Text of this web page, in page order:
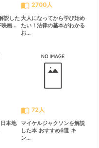
説した
画...
import_contacts 2700人
大人になってから学び始め
たい！法律の基本がわかる
お...
本地
import_contacts 72人
マイケルジャクソンを解説
した本 おすすめ6選 キ
ン...